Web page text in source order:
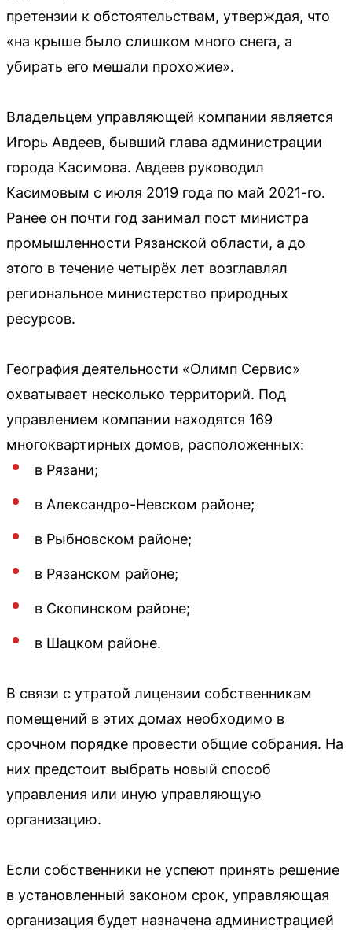
претензии к обстоятельствам, утверждая, что
«на крыше было слишком много снега, а
убирать его мешали прохожие».
Владельцем управляющей компании является
Игорь Авдеев, бывший глава администрации
города Касимова. Авдеев руководил
Касимовым с июля 2019 года по май 2021-го.
Ранее он почти год занимал пост министра
промышленности Рязанской области, а до
этого в течение четырёх лет возглавлял
региональное министерство природных
ресурсов.
География деятельности «Олимп Сервис»
охватывает несколько территорий. Под
управлением компании находятся 169
многоквартирных домов, расположенных:
в Рязани;
в Александро-Невском районе;
в Рыбновском районе;
в Рязанском районе;
в Скопинском районе;
в Шацком районе.
В связи с утратой лицензии собственникам
помещений в этих домах необходимо в
срочном порядке провести общие собрания. На
них предстоит выбрать новый способ
управления или иную управляющую
организацию.
Если собственники не успеют принять решение
в установленный законом срок, управляющая
организация будет назначена администрацией